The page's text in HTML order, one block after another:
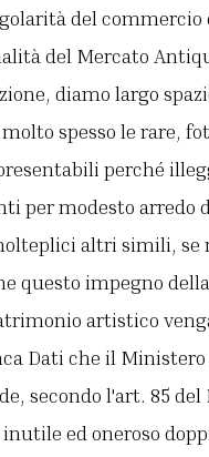
del
del Mercato
diamo largo
spesso le rare,
perché
per modesto arredo
altri simili, se
questo impegno
artistico
Dati che il
secondo l'art. 85 del
ed oneroso